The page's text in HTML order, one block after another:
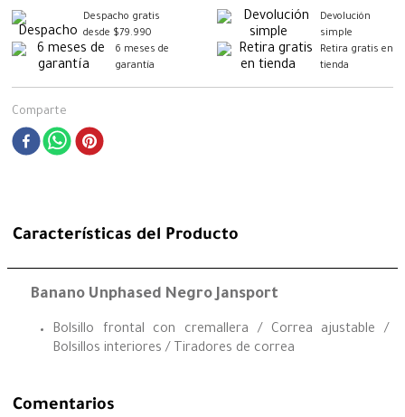
Despacho gratis
desde $79.990
Devolución
simple
6 meses de
garantía
Retira gratis en
tienda
Comparte
Características del Producto
Banano Unphased Negro Jansport
Bolsillo frontal con cremallera / Correa ajustable /
Bolsillos interiores / Tiradores de correa
Comentarios